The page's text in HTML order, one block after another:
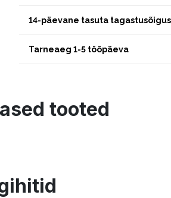
14-päevane tasuta tagastusõigus
Tarneaeg 1-5 tööpäeva
tooted